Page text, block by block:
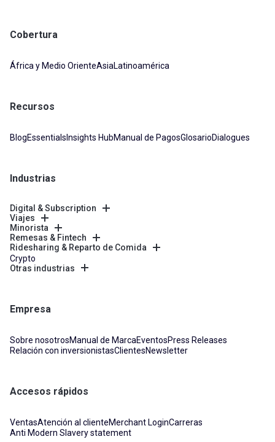
Cobertura
África y Medio OrienteAsiaLatinoamérica
Recursos
BlogEssentials Insights HubManual de PagosGlosarioDialogues
Industrias
Digital & Subscription
Viajes
Minorista
Remesas & Fintech
Ridesharing & Reparto de Comida
Crypto
Otras industrias
Empresa
Sobre nosotrosManual de MarcaEventosPress Releases
Relación con inversionistasClientesNewsletter
Accesos rápidos
VentasAtención al clienteMerchant LoginCarreras
Anti Modern Slavery statement